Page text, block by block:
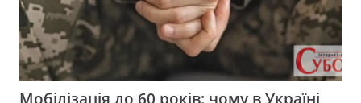
Мобілізація до 60 років: чому в Україні